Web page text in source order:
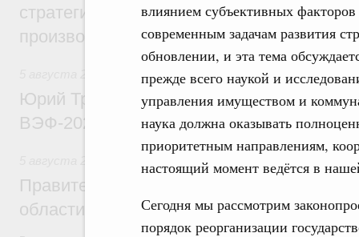
влиянием субъективных
современным задачам развития
обновлении, и эта тема
прежде всего наукой и
управления имуществом и
наука должна оказывать
приоритетным направлениям,
настоящий момент ведётся в
Сегодня мы рассмотрим
порядок реорганизации
стратегической сессии, посвящённой
производительности труда
Общие вопросы развития ДФО
Юрий Трутнев: Опубликована
ВЭФ-2026
Национальный проект «Экологическое
Правительство увеличило объём
области в рамках федерального